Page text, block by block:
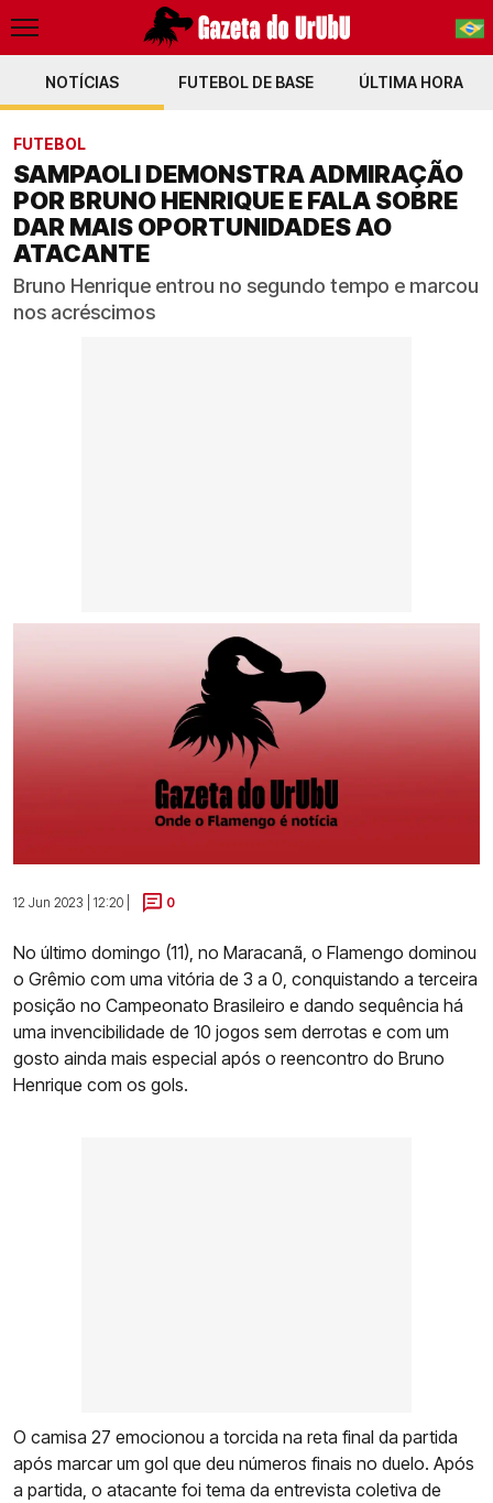
PT-BR
NOTÍCIAS FUTEBOL DE BASE ÚLTIMA HORA
FUTEBOL
SAMPAOLI DEMONSTRA ADMIRAÇÃO
POR BRUNO HENRIQUE E FALA SOBRE
DAR MAIS OPORTUNIDADES AO
ATACANTE
Bruno Henrique entrou no segundo tempo e marcou
nos acréscimos
12 Jun 2023 | 12:20 | 0
No último domingo (11), no Maracanã, o Flamengo dominou
o Grêmio com uma vitória de 3 a 0, conquistando a terceira
posição no Campeonato Brasileiro e dando sequência há
uma invencibilidade de 10 jogos sem derrotas e com um
gosto ainda mais especial após o reencontro do Bruno
Henrique com os gols.
O camisa 27 emocionou a torcida na reta final da partida
após marcar um gol que deu números finais no duelo. Após
a partida, o atacante foi tema da entrevista coletiva de